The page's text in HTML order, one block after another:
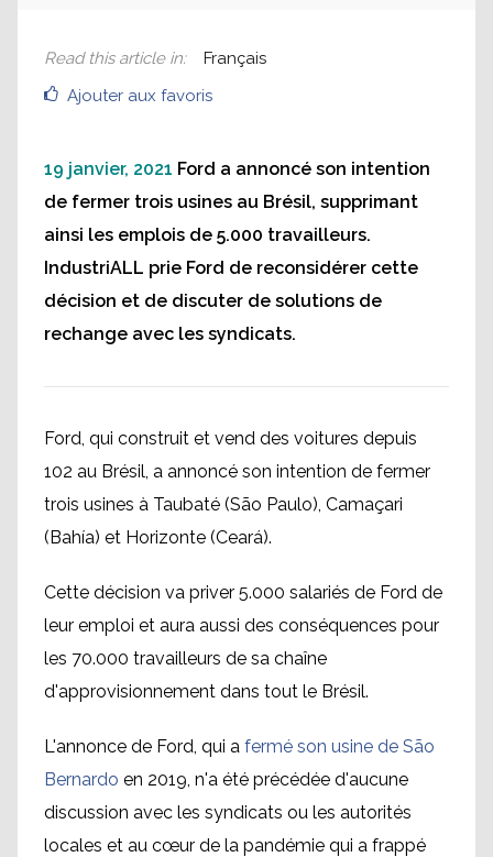
Ajouter aux favoris
Read this article in: Français
19 janvier, 2021 Ford a annoncé son intention
de fermer trois usines au Brésil, supprimant
ainsi les emplois de 5.000 travailleurs.
IndustriALL prie Ford de reconsidérer cette
décision et de discuter de solutions de
rechange avec les syndicats.
Ford, qui construit et vend des voitures depuis
102 au Brésil, a annoncé son intention de fermer
trois usines à Taubaté (São Paulo), Camaçari
(Bahía) et Horizonte (Ceará).
Cette décision va priver 5.000 salariés de Ford de
leur emploi et aura aussi des conséquences pour
les 70.000 travailleurs de sa chaîne
d'approvisionnement dans tout le Brésil.
L'annonce de Ford, qui a fermé son usine de São
Bernardo en 2019, n'a été précédée d'aucune
discussion avec les syndicats ou les autorités
locales et au cœur de la pandémie qui a frappé